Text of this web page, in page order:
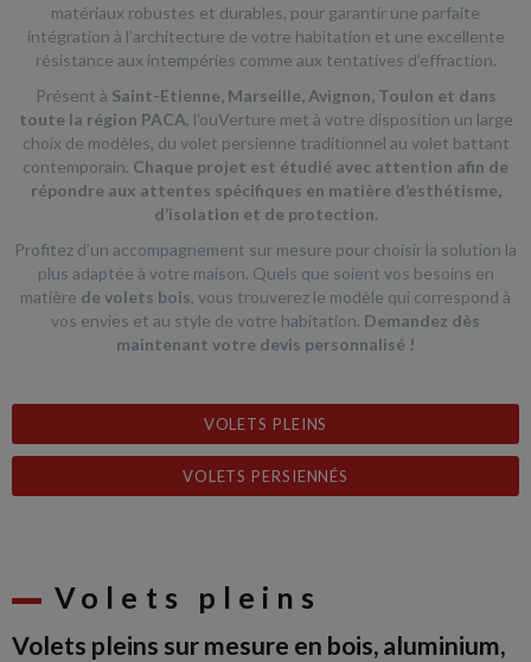
matériaux robustes et durables, pour garantir une parfaite
intégration à l’architecture de votre habitation et une excellente
résistance aux intempéries comme aux tentatives d’effraction.
Présent à Saint-Etienne, Marseille, Avignon, Toulon et dans
toute la région PACA, l'ouVerture met à votre disposition un large
choix de modèles, du volet persienne traditionnel au volet battant
contemporain. Chaque projet est étudié avec attention afin de
répondre aux attentes spécifiques en matière d’esthétisme,
d’isolation et de protection.
Profitez d’un accompagnement sur mesure pour choisir la solution la
plus adaptée à votre maison. Quels que soient vos besoins en
matière de volets bois, vous trouverez le modèle qui correspond à
vos envies et au style de votre habitation. Demandez dès
maintenant votre devis personnalisé !
VOLETS PLEINS
VOLETS PERSIENNÉS
Volets pleins
Volets pleins sur mesure en bois, aluminium,